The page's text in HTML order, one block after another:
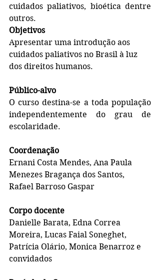
cuidados paliativos, bioética dentre
outros.
Objetivos
Apresentar uma introdução aos
cuidados paliativos no Brasil à luz
dos direitos humanos.
Público-alvo
O curso destina-se a toda população
independentemente do grau de
escolaridade.
Coordenação
Ernani Costa Mendes, Ana Paula
Menezes Bragança dos Santos,
Rafael Barroso Gaspar
Corpo docente
Danielle Barata, Edna Correa
Moreira, Lucas Faial Soneghet,
Patrícia Olário, Monica Benarroz e
convidados